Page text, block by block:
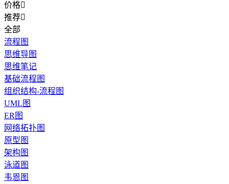
价格
推荐
全部
流程图
思维导图
思维笔记
基础流程图
组织结构-流程图
UML图
ER图
网络拓扑图
原型图
架构图
泳道图
韦恩图